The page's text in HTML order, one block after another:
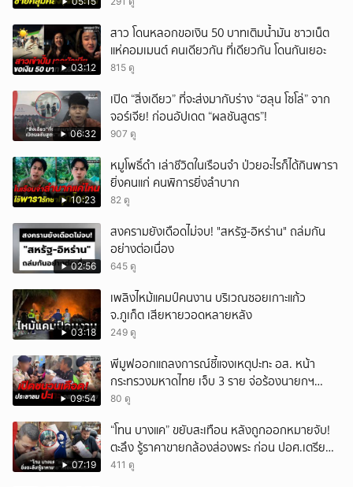
03:12
สาว โดนหลอกขอเงิน 50 บาทเติมน้ำมัน ชาวเน็ต
แห่คอมเมนต์ คนเดียวกัน ที่เดียวกัน โดนกันเยอะ
815 ดู
06:32
เปิด “สิ่งเดียว” ที่จะส่งมากับร่าง “ฮลุน โซโล่” จาก
จอร์เจีย! ก่อนอัปเดต “ผลชันสูตร”!
907 ดู
10:23
หมูโพธิ์ดำ เล่าชีวิตในเรือนจำ ป่วยอะไรก็ได้กินพารา
ยิ่งคนแก่ คนพิการยิ่งลำบาก
82 ดู
02:56
สงครามยังเดือดไม่จบ! "สหรัฐ-อิหร่าน" ถล่มกัน
อย่างต่อเนื่อง
645 ดู
03:18
เพลิงไหม้แคมป์คนงาน บริเวณซอยเกาะแก้ว
จ.ภูเก็ต เสียหายวอดหลายหลัง
249 ดู
09:54
พีมูฟออกแถลงการณ์ชี้แจงเหตุปะทะ อส. หน้า
กระทรวงมหาดไทย เจ็บ 3 ราย จ่อร้องนายกฯ
ตรวจสอบ
80 ดู
07:19
“โทน บางแค” ขยับสะเทือน หลังถูกออกหมายจับ!
ตะลึง รู้ราคาขายกล้องส่องพระ ก่อน ปอศ.เตรียม
บุกรวบ?
411 ดู